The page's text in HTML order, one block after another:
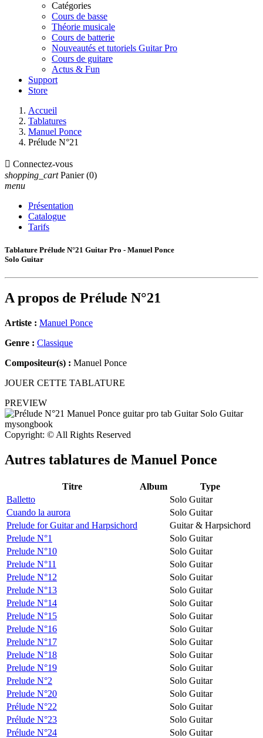
Catégories
Cours de basse
Théorie musicale
Cours de batterie
Nouveautés et tutoriels Guitar Pro
Cours de guitare
Actus & Fun
Support
Store
Accueil
Tablatures
Manuel Ponce
Prélude N°21
 Connectez-vous
shopping_cart Panier (0)
menu
Présentation
Catalogue
Tarifs
Tablature Prélude N°21 Guitar Pro - Manuel Ponce
Solo Guitar
A propos de Prélude N°21
Artiste : Manuel Ponce
Genre : Classique
Compositeur(s) : Manuel Ponce
JOUER CETTE TABLATURE
PREVIEW
Copyright: © All Rights Reserved
Autres tablatures de Manuel Ponce
Titre Album
Type
Balletto
Solo Guitar
Cuando la aurora
Solo Guitar
Prelude for Guitar and Harpsichord
Guitar & Harpsichord
Prelude N°1
Solo Guitar
Prelude N°10
Solo Guitar
Prelude N°11
Solo Guitar
Prelude N°12
Solo Guitar
Prelude N°13
Solo Guitar
Prelude N°14
Solo Guitar
Prelude N°15
Solo Guitar
Prelude N°16
Solo Guitar
Prelude N°17
Solo Guitar
Prelude N°18
Solo Guitar
Prelude N°19
Solo Guitar
Prelude N°2
Solo Guitar
Prelude N°20
Solo Guitar
Prélude N°22
Solo Guitar
Prélude N°23
Solo Guitar
Prélude N°24
Solo Guitar